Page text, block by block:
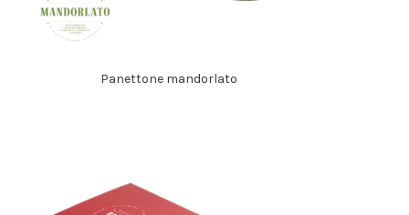
Panettone mandorlato